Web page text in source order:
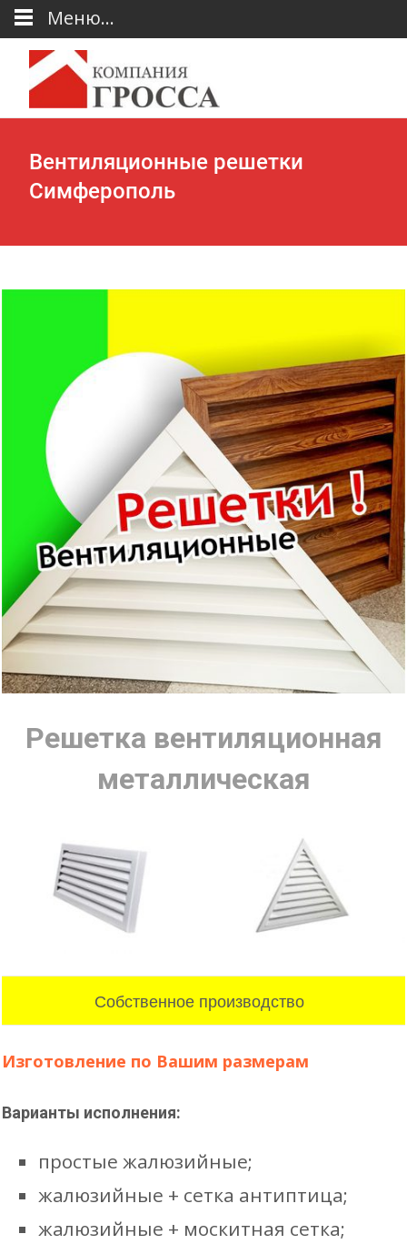
Вентиляционные решетки
Симферополь
Решетка вентиляционная
металлическая
Собственное производство
Изготовление по Вашим размерам
Варианты исполнения:
простые жалюзийные;
жалюзийные + сетка антиптица;
жалюзийные + москитная сетка;
Меню...